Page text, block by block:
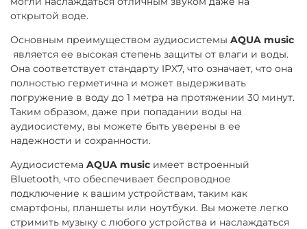
открытой воде.
Основным преимуществом аудиосистемы AQUA music
является ее высокая степень защиты от влаги и воды.
Она соответствует стандарту IPX7, что означает, что она
полностью герметична и может выдерживать
погружение в воду до 1 метра на протяжении 30 минут.
Таким образом, даже при попадании воды на
аудиосистему, вы можете быть уверены в ее
надежности и сохранности.
Аудиосистема AQUA music имеет встроенный
Bluetooth, что обеспечивает беспроводное
подключение к вашим устройствам, таким как
смартфоны, планшеты или ноутбуки. Вы можете легко
стримить музыку с любого устройства и наслаждаться